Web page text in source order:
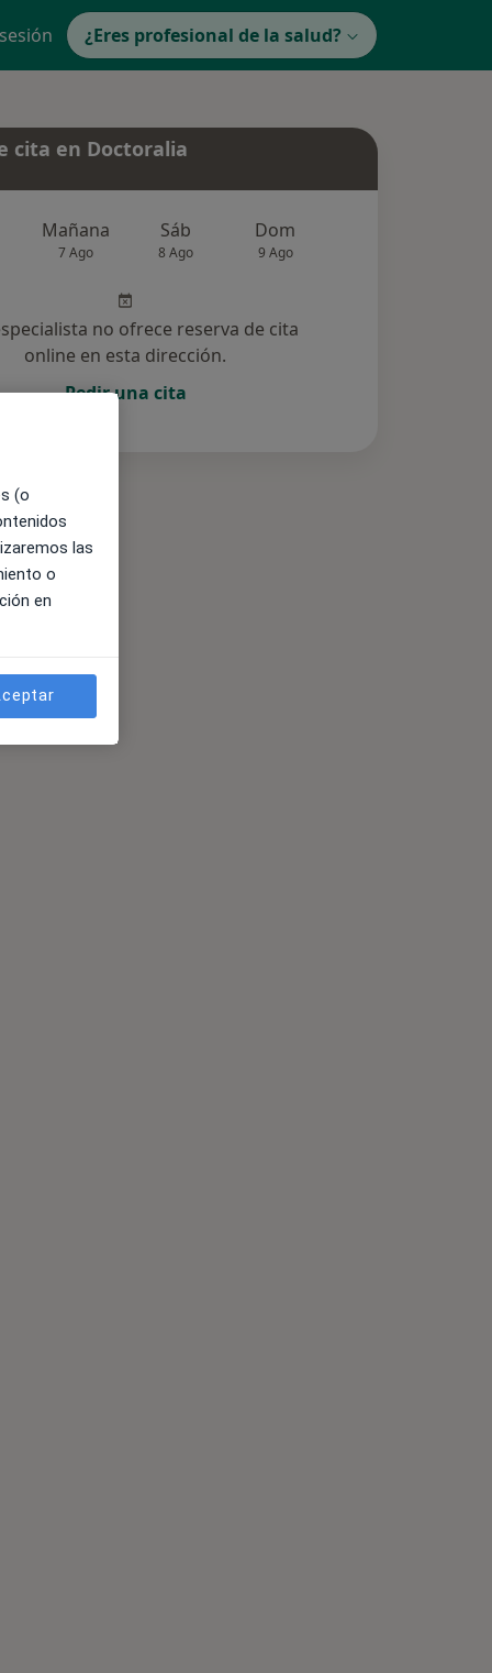
¿Eres profesional de la salud?
cita en Doctoralia
Mañana
7 Ago
Sáb
8 Ago
Dom
9 Ago
no ofrece reserva de cita
online en esta dirección.
Pedir una cita
(o
las
o
en